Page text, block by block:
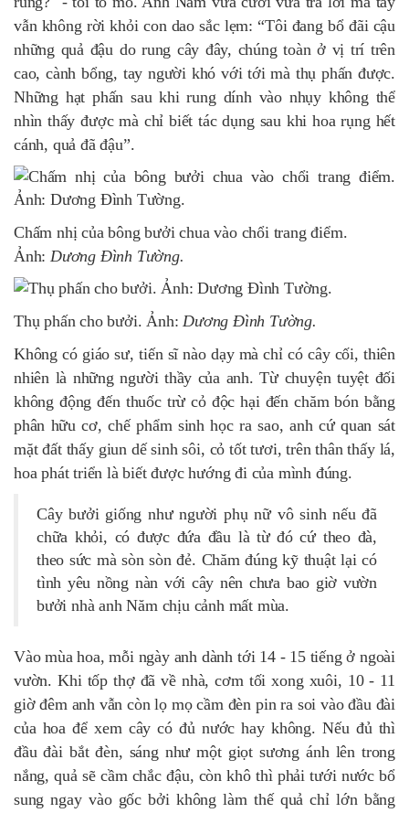
vẫn không rời khỏi con dao sắc lẹm: “Tôi đang bổ đãi cậu
những quả đậu do rung cây đây, chúng toàn ở vị trí trên
cao, cành bổng, tay người khó với tới mà thụ phấn được.
Những hạt phấn sau khi rung dính vào nhụy không thể
nhìn thấy được mà chỉ biết tác dụng sau khi hoa rụng hết
cánh, quả đã đậu”.
Chấm nhị của bông bưởi chua vào chổi trang điểm.
Ảnh: Dương Đình Tường.
Thụ phấn cho bưởi. Ảnh:Dương Đình Tường.
Không có giáo sư, tiến sĩ nào dạy mà chỉ có cây cối, thiên
nhiên là những người thầy của anh. Từ chuyện tuyệt đối
không động đến thuốc trừ cỏ độc hại đến chăm bón bằng
phân hữu cơ, chế phẩm sinh học ra sao, anh cứ quan sát
mặt đất thấy giun dế sinh sôi, cỏ tốt tươi, trên thân thấy lá,
hoa phát triển là biết được hướng đi của mình đúng.
Cây bưởi giống như người phụ nữ vô sinh nếu đã
chữa khỏi, có được đứa đầu là từ đó cứ theo đà,
theo sức mà sòn sòn đẻ. Chăm đúng kỹ thuật lại có
tình yêu nồng nàn với cây nên chưa bao giờ vườn
bưởi nhà anh Năm chịu cảnh mất mùa.
Vào mùa hoa, mỗi ngày anh dành tới 14 - 15 tiếng ở ngoài
vườn. Khi tốp thợ đã về nhà, cơm tối xong xuôi, 10 - 11
giờ đêm anh vẫn còn lọ mọ cầm đèn pin ra soi vào đầu đài
của hoa để xem cây có đủ nước hay không. Nếu đủ thì
đầu đài bắt đèn, sáng như một giọt sương ánh lên trong
nắng, quả sẽ cầm chắc đậu, còn khô thì phải tưới nước bổ
sung ngay vào gốc bởi không làm thế quả chỉ lớn bằng